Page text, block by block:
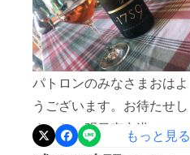
で今しばらくお待ちくださ
い。ナーズヴィーノ合同会
社
パトロンのみなさまおはよ
うございます。お待たせし
ました。明日東京港へワイ
ンを乗せた船が入港しま
もっと見る